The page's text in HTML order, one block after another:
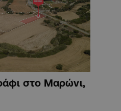
στο Μαρώνι,